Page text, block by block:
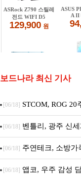
보드나라 최신 기사
[06/18] STCOM, ROG
Crosshair X870E
[06/18] 벤틀리, 광주 신
픈
[06/18] 주연테크, 소방가
니터·스마트 펫 침대 기
[06/18] 앱코, 우주 감성